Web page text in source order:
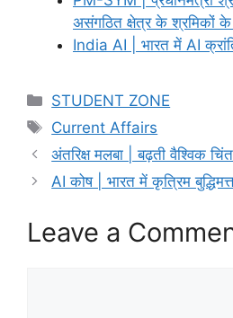
असंगठित क्षेत्र के श्रमिकों के
India AI | भारत में AI
Categories
STUDENT ZONE
Tags
Current Affairs
अंतरिक्ष मलबा | बढ़ती वैश्विक
AI कोष | भारत में कृत्रिम
Leave a